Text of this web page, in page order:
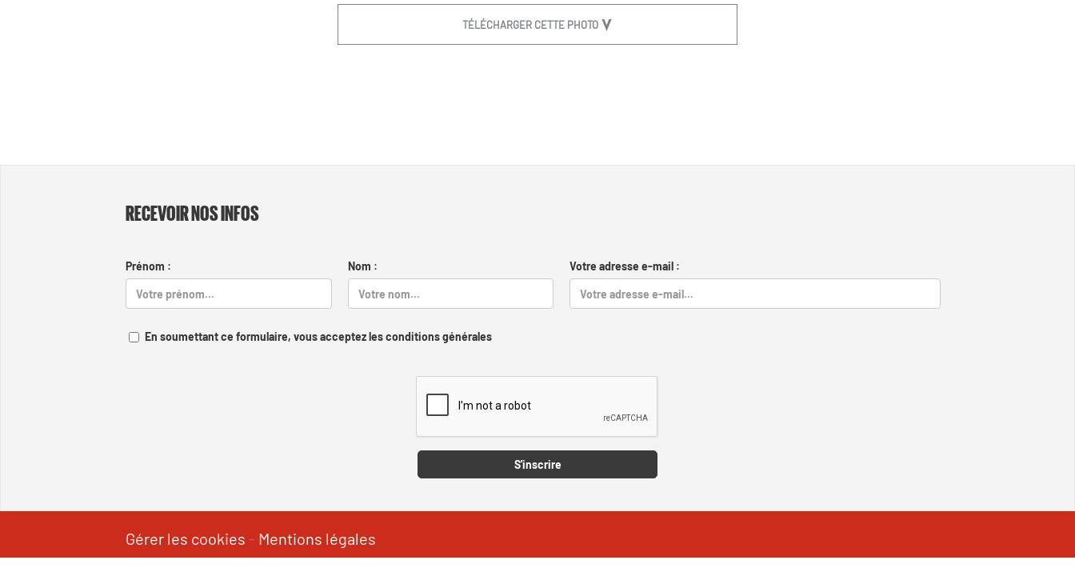
TÉLÉCHARGER CETTE PHOTO
RECEVOIR NOS INFOS
Prénom : Nom : Votre adresse e-mail :
En soumettant ce formulaire, vous acceptez les conditions générales
S'inscrire
Gérer les cookies - Mentions légales